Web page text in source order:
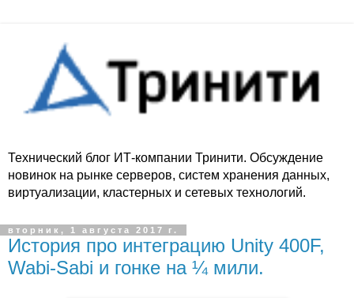
Технический блог ИТ-компании Тринити. Обсуждение
новинок на рынке серверов, систем хранения данных,
виртуализации, кластерных и сетевых технологий.
вторник, 1 августа 2017 г.
История про интеграцию Unity 400F,
Wabi-Sabi и гонке на ¼ мили.